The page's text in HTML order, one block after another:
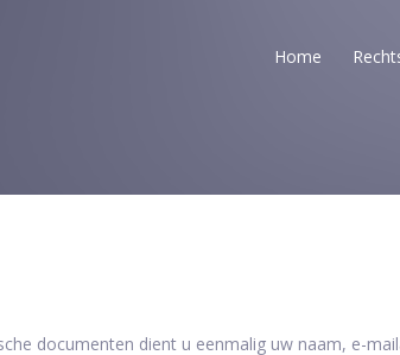
Home
documenten dient u eenmalig uw naam, e-